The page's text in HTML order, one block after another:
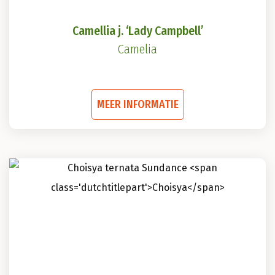
Camellia j. ‘Lady Campbell’
Camelia
MEER INFORMATIE
product
variaties.
Deze